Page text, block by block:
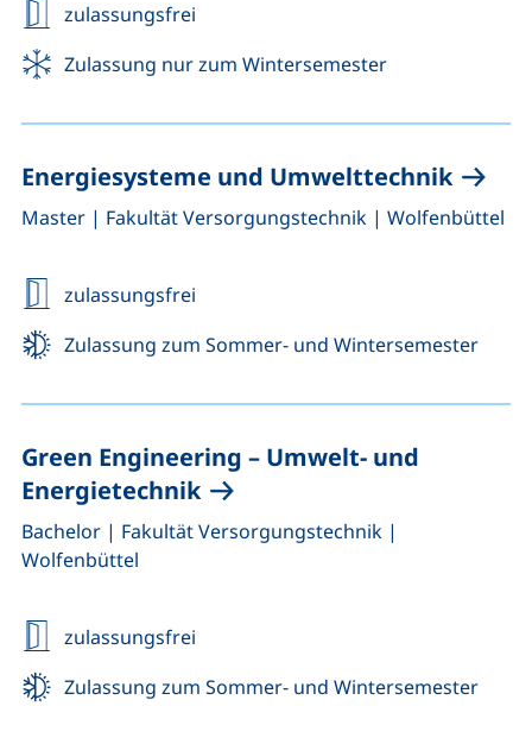
zulassungsfrei
Zulassung nur zum Wintersemester
Energiesysteme und Umwelttechnik
Master, | Fakultät Versorgungstechnik | Wolfenbüttel
zulassungsfrei
Zulassung zum Sommer- und Wintersemester
Green Engineering – Umwelt- und
Energietechnik
Bachelor, | Fakultät Versorgungstechnik |
Wolfenbüttel
zulassungsfrei
Zulassung zum Sommer- und Wintersemester